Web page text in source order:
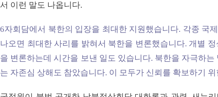
서 이런 말도 나옵니다.
6자회담에서 북한의 입장을 최대한 지원했습니다. 각종 국
나오면 최대한 사리를 밝혀서 북한을 변론했습니다. 개별
을 변론하는데 시간을 보낸 일도 있습니다. 북한을 자극하
는 자존심 상해도 참았습니다. 이 모두가 신뢰를 확보하기